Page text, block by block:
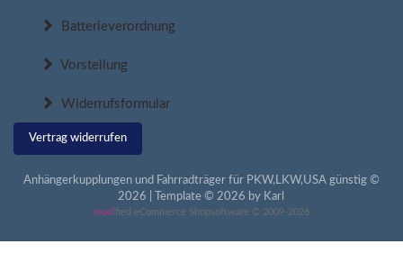
Batterieverordnung
Vorstellung
Widerrufsformular
Vertrag widerrufen
Anhängerkupplungen und Fahrradträger für PKW,LKW,USA günstig ©
2026 | Template © 2026 by Karl
mod ified eCommerce Shopsoftware © 2009-2026